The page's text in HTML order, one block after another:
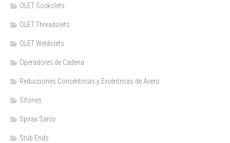
OLET Sockolets
OLET Threadolets
OLET Weldolets
Operadores de Cadena
Reducciones Concéntricas y Excéntricas de Acero
Sifones
Spirax Sarco
Stub Ends